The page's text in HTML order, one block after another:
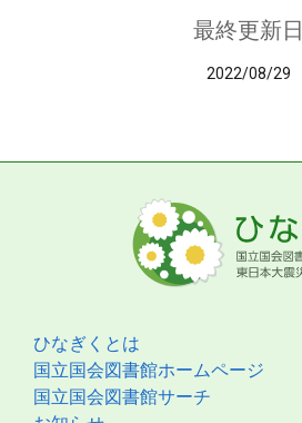
最終更新日
2022/08/29
ひなぎくとは
国立国会図書館ホームページ
国立国会図書館サーチ